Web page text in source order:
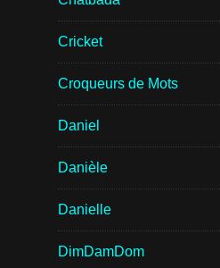
Cricket
Croqueurs de Mots
Daniel
Danièle
Danielle
DimDamDom